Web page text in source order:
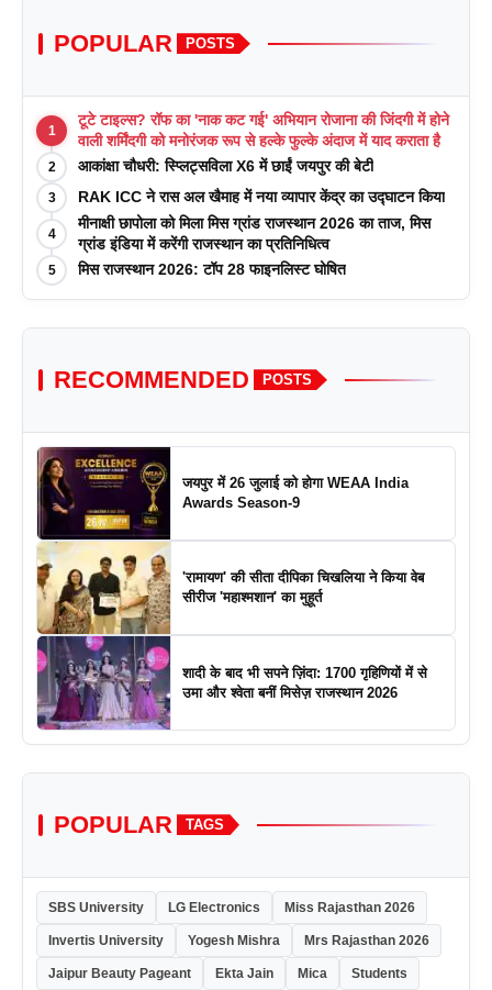
POPULAR POSTS
1
टूटे टाइल्स? रॉफ का 'नाक कट गई' अभियान रोजाना की जिंदगी में होने
वाली शर्मिंदगी को मनोरंजक रूप से हल्के फुल्के अंदाज में याद कराता है
2 आकांक्षा चौधरी: स्प्लिट्सविला X6 में छाईं जयपुर की बेटी
3 RAK ICC ने रास अल खैमाह में नया व्यापार केंद्र का उद्घाटन किया
4
मीनाक्षी छापोला को मिला मिस ग्रांड राजस्थान 2026 का ताज, मिस
ग्रांड इंडिया में करेंगी राजस्थान का प्रतिनिधित्व
5 मिस राजस्थान 2026: टॉप 28 फाइनलिस्ट घोषित
RECOMMENDED POSTS
जयपुर में 26 जुलाई को होगा WEAA India
Awards Season-9
'रामायण' की सीता दीपिका चिखलिया ने किया वेब
सीरीज 'महाश्मशान' का मुहूर्त
शादी के बाद भी सपने ज़िंदा: 1700 गृहिणियों में से
उमा और श्वेता बनीं मिसेज़ राजस्थान 2026
POPULAR TAGS
SBS University LG Electronics Miss Rajasthan 2026
Invertis University Yogesh Mishra Mrs Rajasthan 2026
Jaipur Beauty Pageant Ekta Jain Mica Students